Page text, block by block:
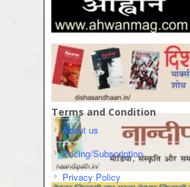
Terms and Condition
About us
Pricing/Subscription
Privacy Policy